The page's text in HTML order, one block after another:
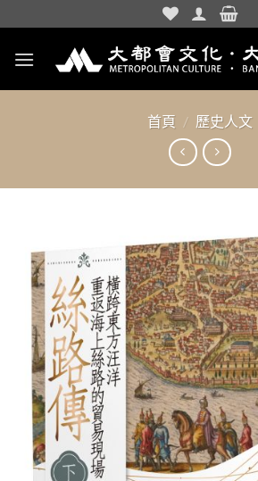
to
content
首頁 / 歷史人文